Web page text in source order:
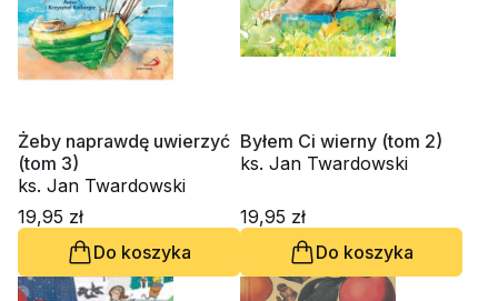
Żeby naprawdę uwierzyć
(tom 3)
ks. Jan Twardowski
19,95 zł
Do koszyka
Byłem Ci wierny (tom 2)
ks. Jan Twardowski
19,95 zł
Do koszyka